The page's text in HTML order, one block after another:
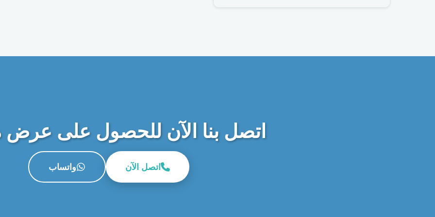
اتصل بنا الآن للحصول على عرض
اتصل الآن واتساب